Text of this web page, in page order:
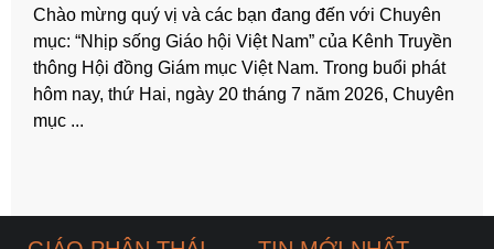
số 83 (13/7/2026 - 20/7/2026)
Chào mừng quý vị và các bạn đang đến với Chuyên
mục: “Nhịp sống Giáo hội Việt Nam” của Kênh Truyền
thông Hội đồng Giám mục Việt Nam. Trong buổi phát
hôm nay, thứ Hai, ngày 20 tháng 7 năm 2026, Chuyên
mục ...